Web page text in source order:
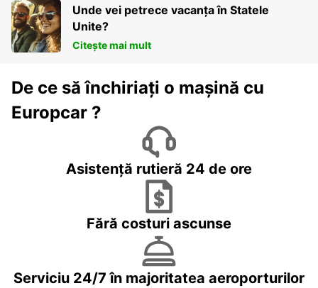
Unde vei petrece vacanța în Statele
Unite?
Citește mai mult
De ce să închiriați o mașină cu
Europcar ?
Asistență rutieră 24 de ore
Fără costuri ascunse
Serviciu 24/7 în majoritatea aeroporturilor